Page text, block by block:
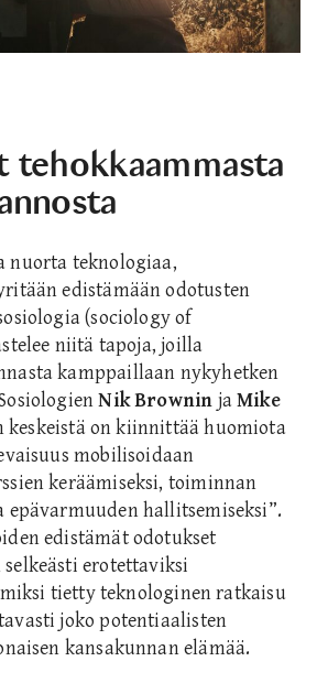
tehokkaammasta
nuorta teknologiaa,
edistämään odotusten
(sociology of
niitä tapoja, joilla
kamppaillaan nykyhetken
Nik Brownin jaMike
keskeistä on kiinnittää huomiota
mobilisoidaan
keräämiseksi, toiminnan
epävarmuuden hallitsemiseksi”.
edistämät odotukset
erotettaviksi
tietty teknologinen ratkaisu
joko potentiaalisten
kansakunnan elämää.